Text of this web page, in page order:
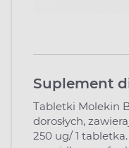
Suplement
Tabletki Molekin
dorosłych,
250 ug/ 1